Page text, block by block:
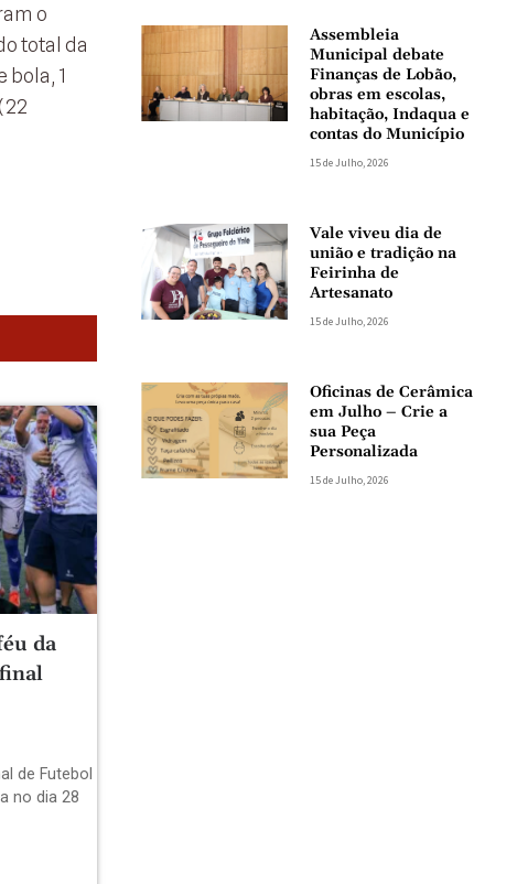
o
total da
1
da
de Futebol
no dia 28
Assembleia
Municipal debate
Finanças de Lobão,
obras em escolas,
habitação, Indaqua e
contas do Município
15 de Julho, 2026
Vale viveu dia de
união e tradição na
Feirinha de
Artesanato
15 de Julho, 2026
Oficinas de Cerâmica
em Julho – Crie a
sua Peça
Personalizada
15 de Julho, 2026